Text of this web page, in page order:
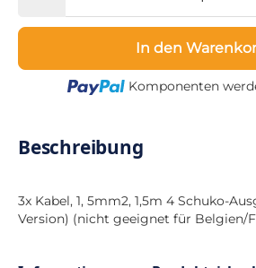
In den
Komponenten
Beschreibung
3x Kabel, 1, 5mm2, 1,5m 4 Schuko-
Version) (nicht geeignet für Belgien/